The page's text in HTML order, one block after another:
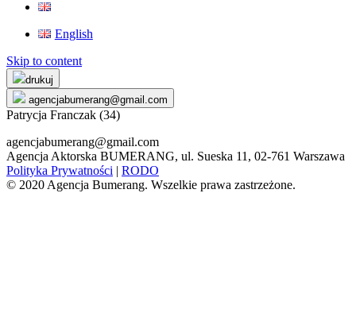
English
Skip to content
drukuj
agencjabumerang@gmail.com
Patrycja Franczak (34)
agencjabumerang@gmail.com
Agencja Aktorska BUMERANG, ul. Sueska 11, 02-761 Warszawa
Polityka Prywatności | RODO
© 2020 Agencja Bumerang. Wszelkie prawa zastrzeżone.